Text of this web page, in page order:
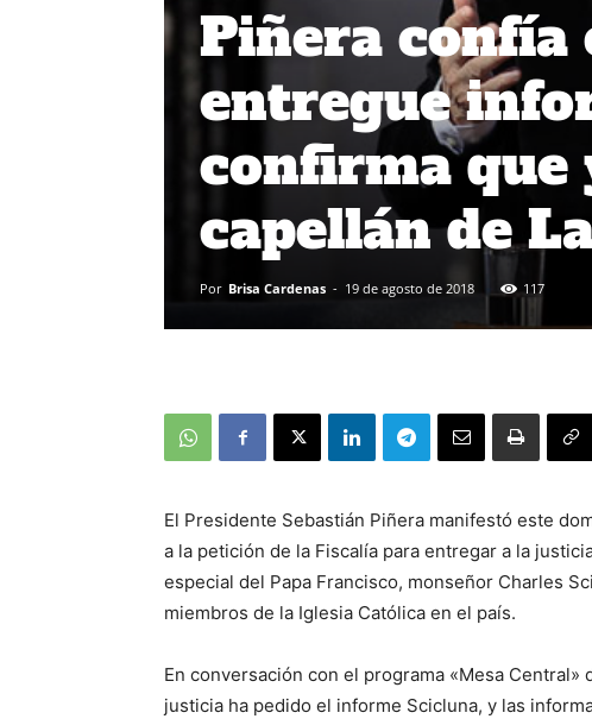
Piñera confía
entregue
confirma que
capellán de
Por Brisa Cardenas - 19 de agosto de 2018 117
El Presidente Sebastián Piñera manifestó este
a la petición de la Fiscalía para entregar a la
especial del Papa Francisco, monseñor Charles
miembros de la Iglesia Católica en el país.
En conversación con el programa «Mesa Central»
justicia ha pedido el informe Scicluna, y las